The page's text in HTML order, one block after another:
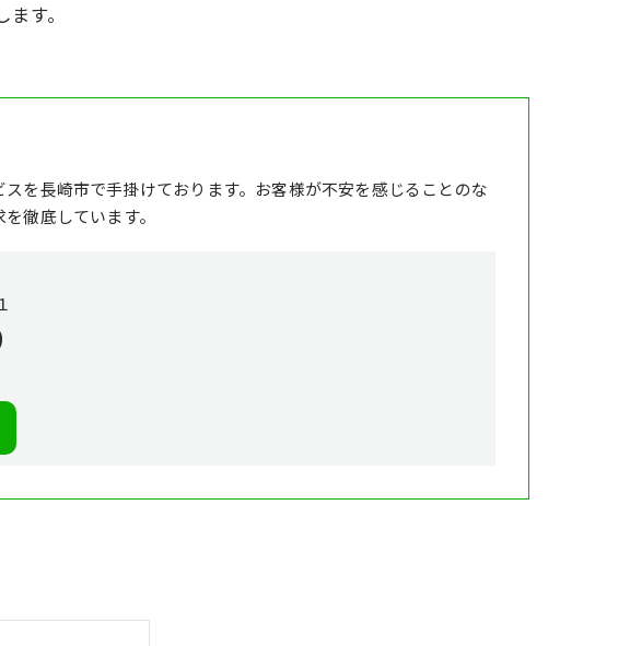
す。
を長崎市で手掛けております。お客様が不安を感じることのな
徹底しています。